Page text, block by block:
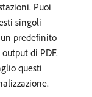
Puoi
singoli
predefinito
di PDF.
questi